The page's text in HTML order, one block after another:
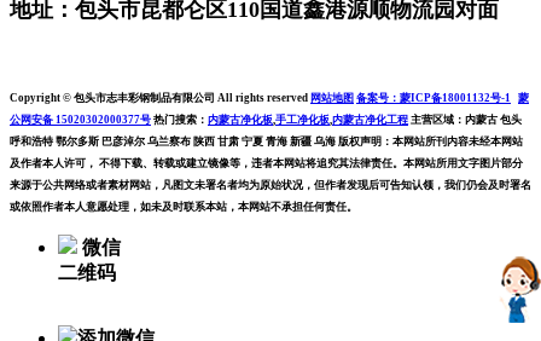
地址：包头市昆都仑区110国道鑫港源顺物流园对面
Copyright © 包头市志丰彩钢制品有限公司 All rights reserved 网站地图 备案号：蒙ICP备18001132号-1
蒙
公网安备 15020302000377号 热门搜索： 内蒙古净化板 手工净化板 内蒙古净化工程 主营区域：内蒙古 包头
呼和浩特 鄂尔多斯 巴彦淖尔 乌兰察布 陕西 甘肃 宁夏 青海 新疆 乌海 版权声明：本网站所刊内容未经本网站
及作者本人许可， 不得下载、转载或建立镜像等，违者本网站将追究其法律责任。本网站所用文字图片部分
来源于公共网络或者素材网站，凡图文未署名者均为原始状况，但作者发现后可告知认领，我们仍会及时署名
或依照作者本人意愿处理，如未及时联系本站，本网站不承担任何责任。
微信
二维码